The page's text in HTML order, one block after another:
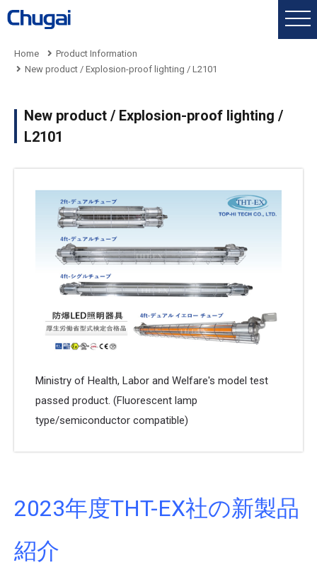
Home
Product Information
New product / Explosion-proof lighting / L2101
New product / Explosion-proof lighting /
L2101
Ministry of Health, Labor and Welfare's model test
passed product. (Fluorescent lamp
type/semiconductor compatible)
2023年度THT-EX社の新製品
紹介